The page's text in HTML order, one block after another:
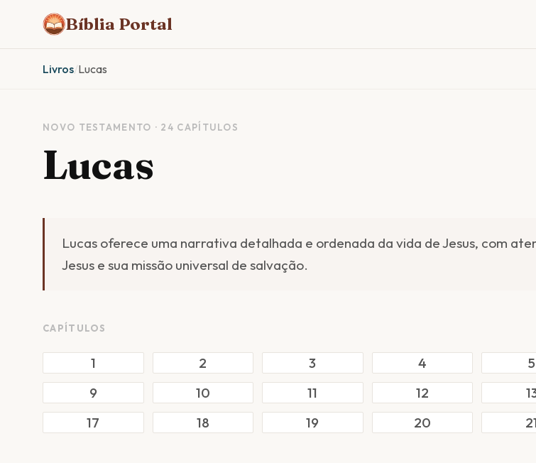
Bíblia Portal
Livros/Lucas
NOVO TESTAMENTO · 24 CAPÍTULOS
Lucas
Lucas oferece uma narrativa detalhada e ordenada da vida de Jesus, com
Jesus e sua missão universal de salvação.
CAPÍTULOS
1 2 3 4 5
9
10 11 12
17
18 19 20